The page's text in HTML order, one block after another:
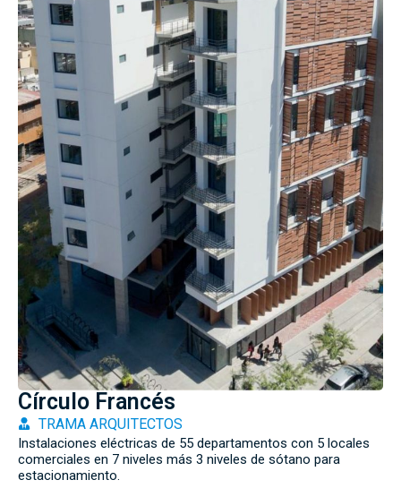
Círculo Francés
TRAMA ARQUITECTOS
Instalaciones eléctricas de 55 departamentos con 5 locales
comerciales en 7 niveles más 3 niveles de sótano para
estacionamiento.